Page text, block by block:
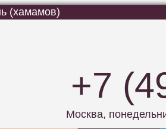
(хамамов)
+7
Москва,